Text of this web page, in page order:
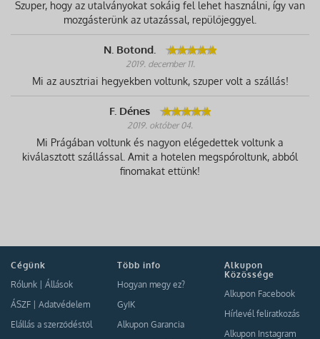
Szuper, hogy az utalványokat sokáig fel lehet használni, így van
mozgásterünk az utazással, repülőjeggyel.
N. Botond.
2019. december 11.
Mi az ausztriai hegyekben voltunk, szuper volt a szállás!
F. Dénes
2019. október 04.
Mi Prágában voltunk és nagyon elégedettek voltunk a
kiválasztott szállással. Amit a hotelen megspóroltunk, abból
finomakat ettünk!
Cégünk
Rólunk
Állások
ÁSZF
Adatvédelem
Elállás a szerződéstől
Több info
Hogyan megy ez?
GyIK
Alkupon Garancia
Alkupon
Közössége
Alkupon Facebook
Hírlevél feliratkozás
Alkupon Instagram